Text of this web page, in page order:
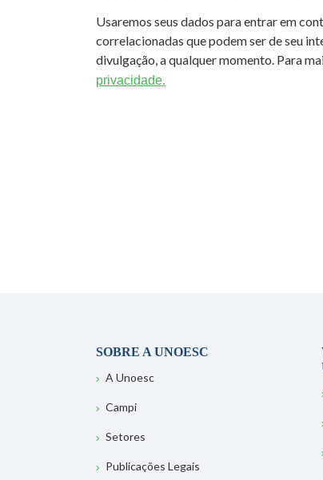
Usaremos seus dados para entrar em
correlacionadas que podem ser de seu
divulgação, a qualquer momento. Para
privacidade.
SOBRE A UNOESC
A Unoesc
Campi
Setores
Publicações Legais